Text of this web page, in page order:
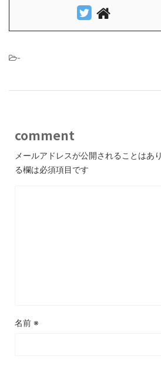
-
comment
メールアドレスが公開されることはあ
る欄は必須項目です
名前 ※